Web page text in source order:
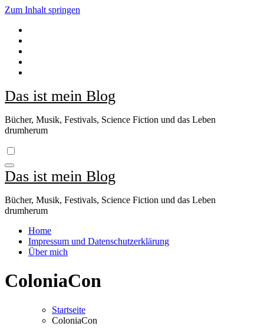
Zum Inhalt springen
Das ist mein Blog
Bücher, Musik, Festivals, Science Fiction und das Leben
drumherum
Das ist mein Blog
Bücher, Musik, Festivals, Science Fiction und das Leben
drumherum
Home
Impressum und Datenschutzerklärung
Über mich
ColoniaCon
Startseite
ColoniaCon